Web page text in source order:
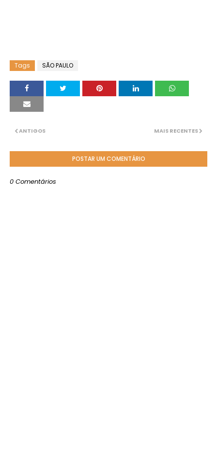
Tags SÃO PAULO
MAIS RECENTES
ANTIGOS
POSTAR UM COMENTÁRIO
0 Comentários